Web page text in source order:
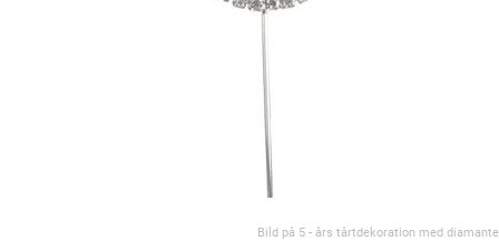
Bild på 5 - års tårtdekoration med